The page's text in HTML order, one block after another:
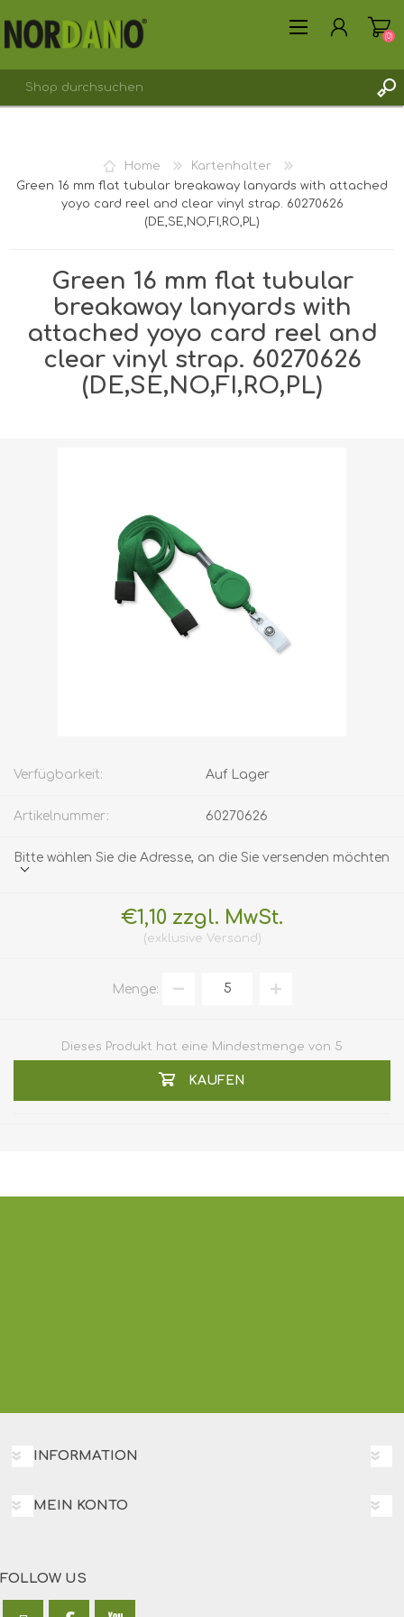
REGISTRIERUNG
ANMELDEN
(0)
Home
Kartenhalter
Green 16 mm flat tubular breakaway lanyards with attached
yoyo card reel and clear vinyl strap. 60270626
(DE,SE,NO,FI,RO,PL)
Green 16 mm flat tubular
breakaway lanyards with
attached yoyo card reel and
clear vinyl strap. 60270626
(DE,SE,NO,FI,RO,PL)
Verfügbarkeit: Auf Lager
Artikelnummer: 60270626
Bitte wählen Sie die Adresse, an die Sie versenden möchten
€1,10 zzgl. MwSt.
exklusive Versand
Menge:
Dieses Produkt hat eine Mindestmenge von 5
KAUFEN
INFORMATION
MEIN KONTO
FOLLOW US